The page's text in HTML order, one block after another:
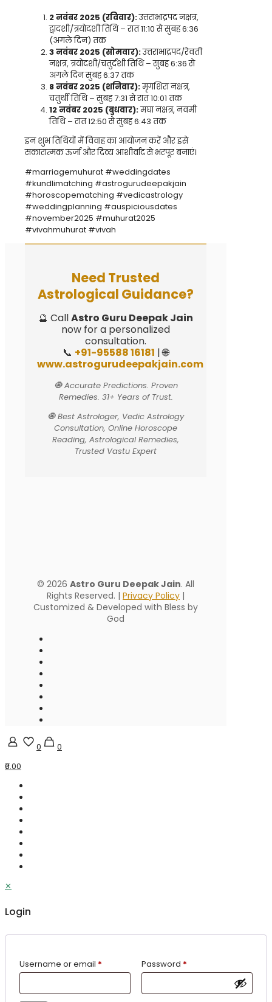
2 नवंबर 2025 (रविवार):उत्तराभाद्रपद नक्षत्र,
द्वादशी/त्रयोदशी तिथि – रात 11:10 से सुबह 6:36
(अगले दिन) तक
3 नवंबर 2025 (सोमवार):उत्तराभाद्रपद/रेवती
नक्षत्र, त्रयोदशी/चतुर्दशी तिथि – सुबह 6:36 से
अगले दिन सुबह 6:37 तक
8 नवंबर 2025 (शनिवार):मृगशिरा नक्षत्र,
चतुर्थी तिथि – सुबह 7:31 से रात 10:01 तक
12 नवंबर 2025 (बुधवार):मघा नक्षत्र, नवमी
तिथि – रात 12:50 से सुबह 6:43 तक
इन शुभ तिथियों में विवाह का आयोजन करें और इसे
सकारात्मक ऊर्जा और दिव्य आशीर्वाद से भरपूर बनाएं।
#marriagemuhurat #weddingdates
#kundlimatching #astrogurudeepakjain
#horoscopematching #vedicastrology
#weddingplanning #auspiciousdates
#november2025 #muhurat2025
#vivahmuhurat #vivah
Need Trusted
Astrological Guidance?
🔮 CallAstro Guru Deepak Jain
now for a personalized
consultation.
📞 +91-95588 16181 | 🌐
www.astrogurudeepakjain.com
🧿 Accurate Predictions. Proven
Remedies. 31+ Years of Trust.
🧿 Best Astrologer, Vedic Astrology
Consultation, Online Horoscope
Reading, Astrological Remedies,
Trusted Vastu Expert
© 2026 Astro Guru Deepak Jain. All
Rights Reserved. | Privacy Policy |
Customized & Developed with Bless by
God
0
0
₹0.00
✕
Login
Username or email * Password *